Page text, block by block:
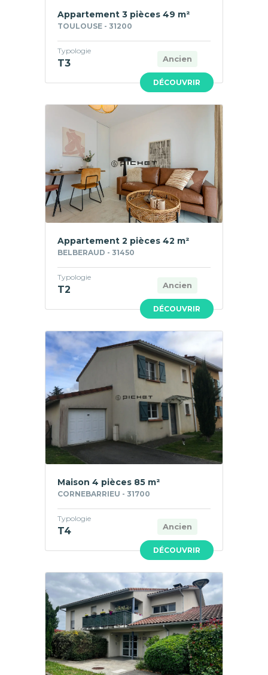
DÉCOUVRIR
Appartement 3 pièces 49 m²
TOULOUSE - 31200
Ancien
Typologie
T3
DÉCOUVRIR
Appartement 2 pièces 42 m²
BELBERAUD - 31450
Ancien
Typologie
T2
DÉCOUVRIR
Maison 4 pièces 85 m²
CORNEBARRIEU - 31700
Ancien
Typologie
T4